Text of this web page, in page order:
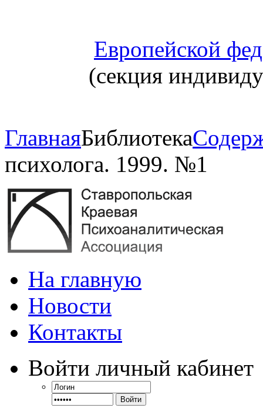
Европейской
(секция
ГлавнаяБиблиотека
психолога. 1999. №1
На главную
Новости
Контакты
Войти личный кабинет
Войти